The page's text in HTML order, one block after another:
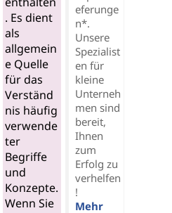
. Es dient
als
allgemein
e Quelle
für das
Verständ
nis häufig
verwende
ter
Begriffe
und
Konzepte.
Wenn Sie
eferunge
n*.
Unsere
Spezialist
en für
kleine
Unterneh
men sind
bereit,
Ihnen
zum
Erfolg zu
verhelfen
!
Mehr